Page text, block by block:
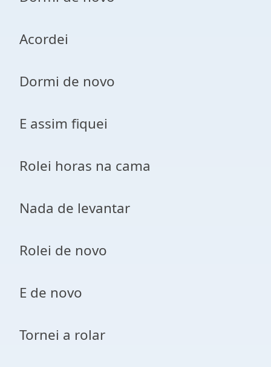
Acordei
Dormi de novo
E assim fiquei
Rolei horas na cama
Nada de levantar
Rolei de novo
E de novo
Tornei a rolar